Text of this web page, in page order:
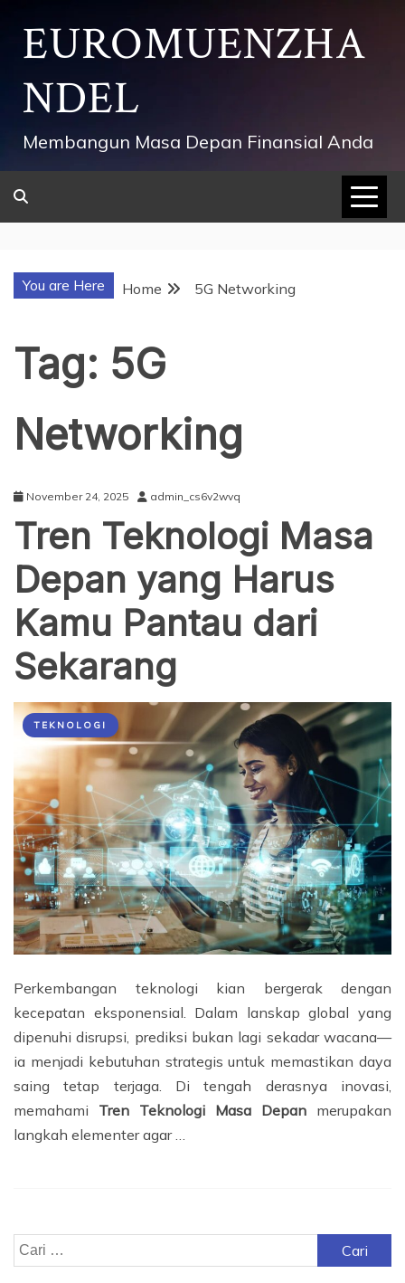
contentEUROMUENZHA
NDEL
Membangun Masa Depan Finansial Anda
You are Here Home 5G Networking
Tag: 5G
Networking
November 24, 2025 admin_cs6v2wvq
Tren Teknologi Masa
Depan yang Harus
Kamu Pantau dari
Sekarang
TEKNOLOGI
Perkembangan teknologi kian bergerak dengan
kecepatan eksponensial. Dalam lanskap global yang
dipenuhi disrupsi, prediksi bukan lagi sekadar wacana—
ia menjadi kebutuhan strategis untuk memastikan daya
saing tetap terjaga. Di tengah derasnya inovasi,
memahami Tren Teknologi Masa Depan merupakan
langkah elementer agar …
Cari
untuk: